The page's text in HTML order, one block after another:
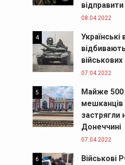
08.04.2022
4
Українські
07.04.2022
5
Майже 500
застрягли
Донеччині
07.04.2022
6
Військові